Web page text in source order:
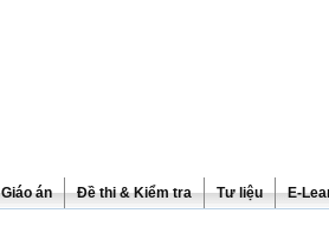
Giáo án Đề thi & Kiểm tra Tư liệu E-